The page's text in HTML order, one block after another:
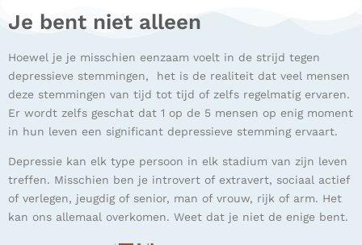
Je bent niet alleen
Hoewel je je misschien eenzaam voelt in de strijd tegen
depressieve stemmingen, het is de realiteit dat veel mensen
deze stemmingen van tijd tot tijd of zelfs regelmatig ervaren.
Er wordt zelfs geschat dat 1 op de 5 mensen op enig moment
in hun leven een significant depressieve stemming ervaart.
Depressie kan elk type persoon in elk stadium van zijn leven
treffen. Misschien ben je introvert of extravert, sociaal actief
of verlegen, jeugdig of senior, man of vrouw, rijk of arm. Het
kan ons allemaal overkomen. Weet dat je niet de enige bent.